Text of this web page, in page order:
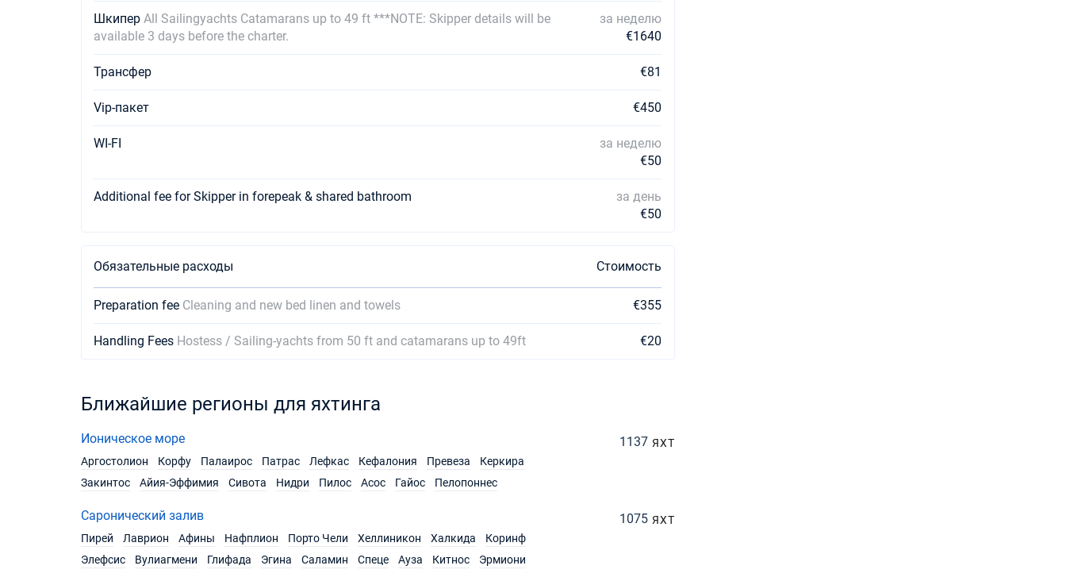
Шкипер All Sailingyachts Catamarans up to 49 ft ***NOTE: Skipper details will be
available 3 days before the charter.
за неделю
€1640
Трансфер €81
Vip-пакет €450
WI-FI
за неделю
€50
Additional fee for Skipper in forepeak & shared bathroom
за день
€50
Обязательные расходы Стоимость
Preparation fee Cleaning and new bed linen and towels €355
Handling Fees Hostess / Sailing-yachts from 50 ft and catamarans up to 49ft €20
Ближайшие регионы для яхтинга
Ионическое море 1137 ЯХТ
Аргостолион
Корфу Палаирос Патрас Лефкас Кефалония Превеза
Керкира
Закинтос
Айия-Эффимия Сивота Нидри Пилос Асос Гайос Пелопоннес
Саронический залив 1075 ЯХТ
Пирей
Лаврион Афины Нафплион Порто Чели Хеллиникон Халкида
Коринф
Элефсис
Вулиагмени Глифада Эгина Саламин Спеце Ауза Китнос Эрмиони